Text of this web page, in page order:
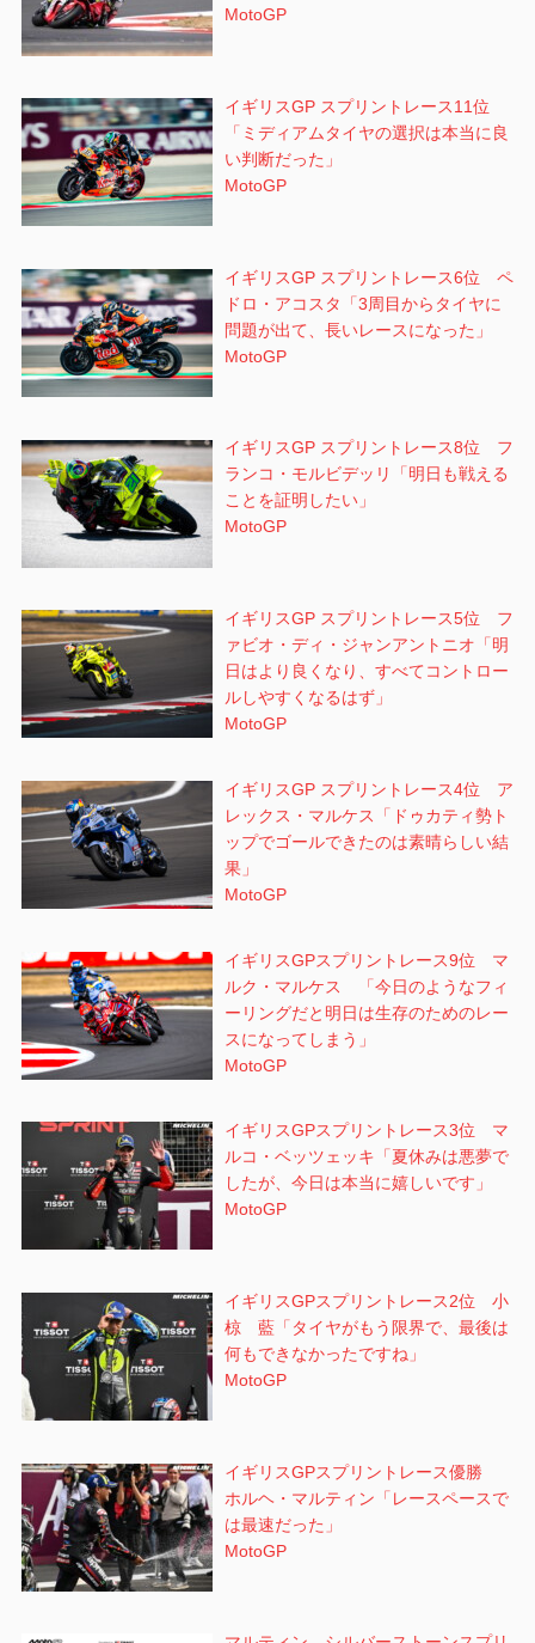
MotoGP
イギリスGP スプリントレース11位
「ミディアムタイヤの選択は本当に良
い判断だった」
MotoGP
イギリスGP スプリントレース6位 ペ
ドロ・アコスタ「3周目からタイヤに
問題が出て、長いレースになった」
MotoGP
イギリスGP スプリントレース8位 フ
ランコ・モルビデッリ「明日も戦える
ことを証明したい」
MotoGP
イギリスGP スプリントレース5位 フ
ァビオ・ディ・ジャンアントニオ「明
日はより良くなり、すべてコントロー
ルしやすくなるはず」
MotoGP
イギリスGP スプリントレース4位 ア
レックス・マルケス「ドゥカティ勢ト
ップでゴールできたのは素晴らしい結
果」
MotoGP
イギリスGPスプリントレース9位 マ
ルク・マルケス 「今日のようなフィ
ーリングだと明日は生存のためのレー
スになってしまう」
MotoGP
イギリスGPスプリントレース3位 マ
ルコ・ベッツェッキ「夏休みは悪夢で
したが、今日は本当に嬉しいです」
MotoGP
イギリスGPスプリントレース2位 小
椋 藍「タイヤがもう限界で、最後は
何もできなかったですね」
MotoGP
イギリスGPスプリントレース優勝
ホルヘ・マルティン「レースペースで
は最速だった」
MotoGP